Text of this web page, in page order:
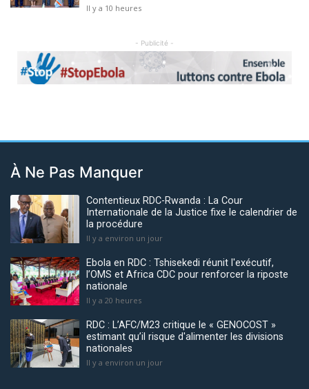
Il y a 10 heures
- Publicité -
Previous Next
À Ne Pas Manquer
Contentieux RDC-Rwanda : La Cour
Internationale de la Justice fixe le calendrier de
la procédure
Il y a environ un jour
Ebola en RDC : Tshisekedi réunit l'exécutif,
l’OMS et Africa CDC pour renforcer la riposte
nationale
Il y a 20 heures
RDC : L’AFC/M23 critique le « GENOCOST »
estimant qu’il risque d'alimenter les divisions
nationales
Il y a environ un jour